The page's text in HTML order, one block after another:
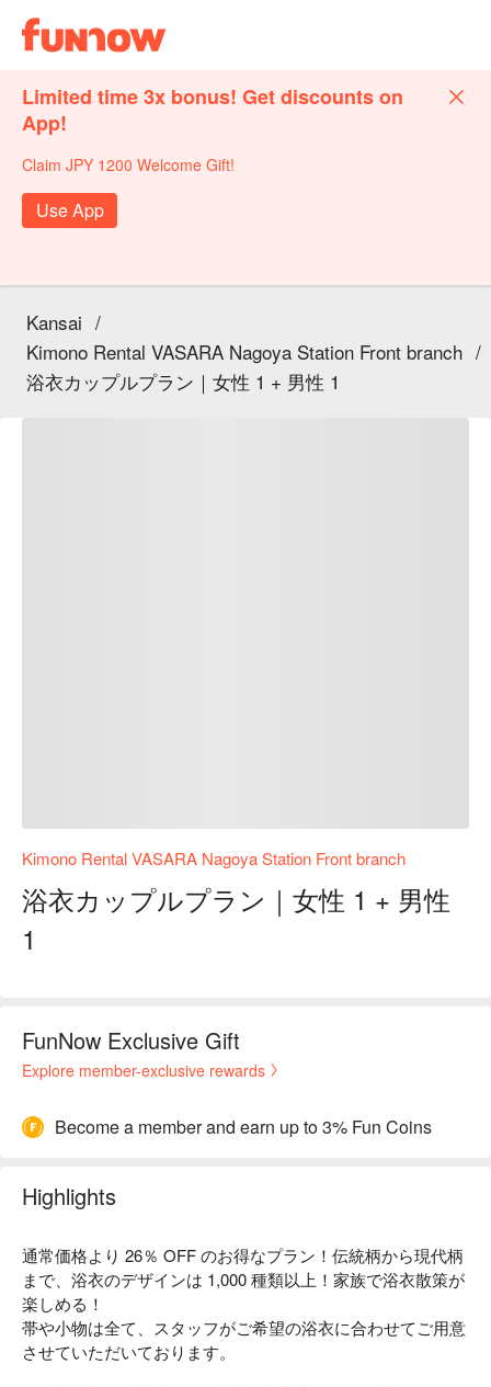
Limited time 3x bonus! Get discounts on
App!
Claim JPY 1200 Welcome Gift!
Use App
Kansai /
Kimono Rental VASARA Nagoya Station Front branch /
浴衣カップルプラン｜女性 1 + 男性 1
Kimono Rental VASARA Nagoya Station Front branch
浴衣カップルプラン｜女性 1 + 男性
1
FunNow Exclusive Gift
Explore member-exclusive rewards
Become a member and earn up to 3% Fun Coins
Highlights
通常価格より 26％ OFF のお得なプラン！伝統柄から現代柄
まで、浴衣のデザインは 1,000 種類以上！家族で浴衣散策が
楽しめる！
帯や小物は全て、スタッフがご希望の浴衣に合わせてご用意
させていただいております。